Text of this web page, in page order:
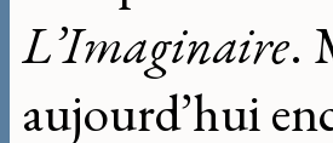
L’Imaginaire.
aujourd’hui